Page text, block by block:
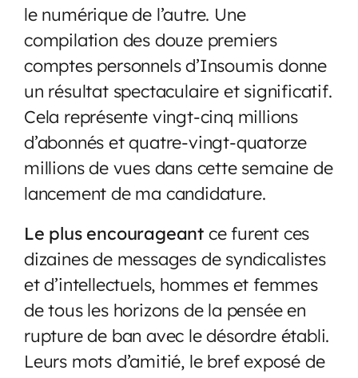
le numérique de l’autre. Une
compilation des douze premiers
comptes personnels d’Insoumis donne
un résultat spectaculaire et significatif.
Cela représente vingt-cinq millions
d’abonnés et quatre-vingt-quatorze
millions de vues dans cette semaine de
lancement de ma candidature.
Le plus encourageant ce furent ces
dizaines de messages de syndicalistes
et d’intellectuels, hommes et femmes
de tous les horizons de la pensée en
rupture de ban avec le désordre établi.
Leurs mots d’amitié, le bref exposé de